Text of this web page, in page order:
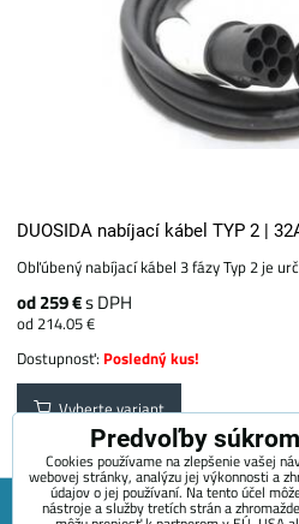
DUOSIDA nabíjací kábel TYP 2 |
Obľúbený nabíjací kábel 3 fázy Typ 2 je
od 259 €s DPH
od 214.05 €
Dostupnosť: Posledný kus!
Vyberte variant
Predvoľby
Cookies používame na zlepšenie vašej
webovej stránky, analýzu jej výkonnosti a
údajov o jej používaní. Na tento účel
nástroje a služby tretích strán a